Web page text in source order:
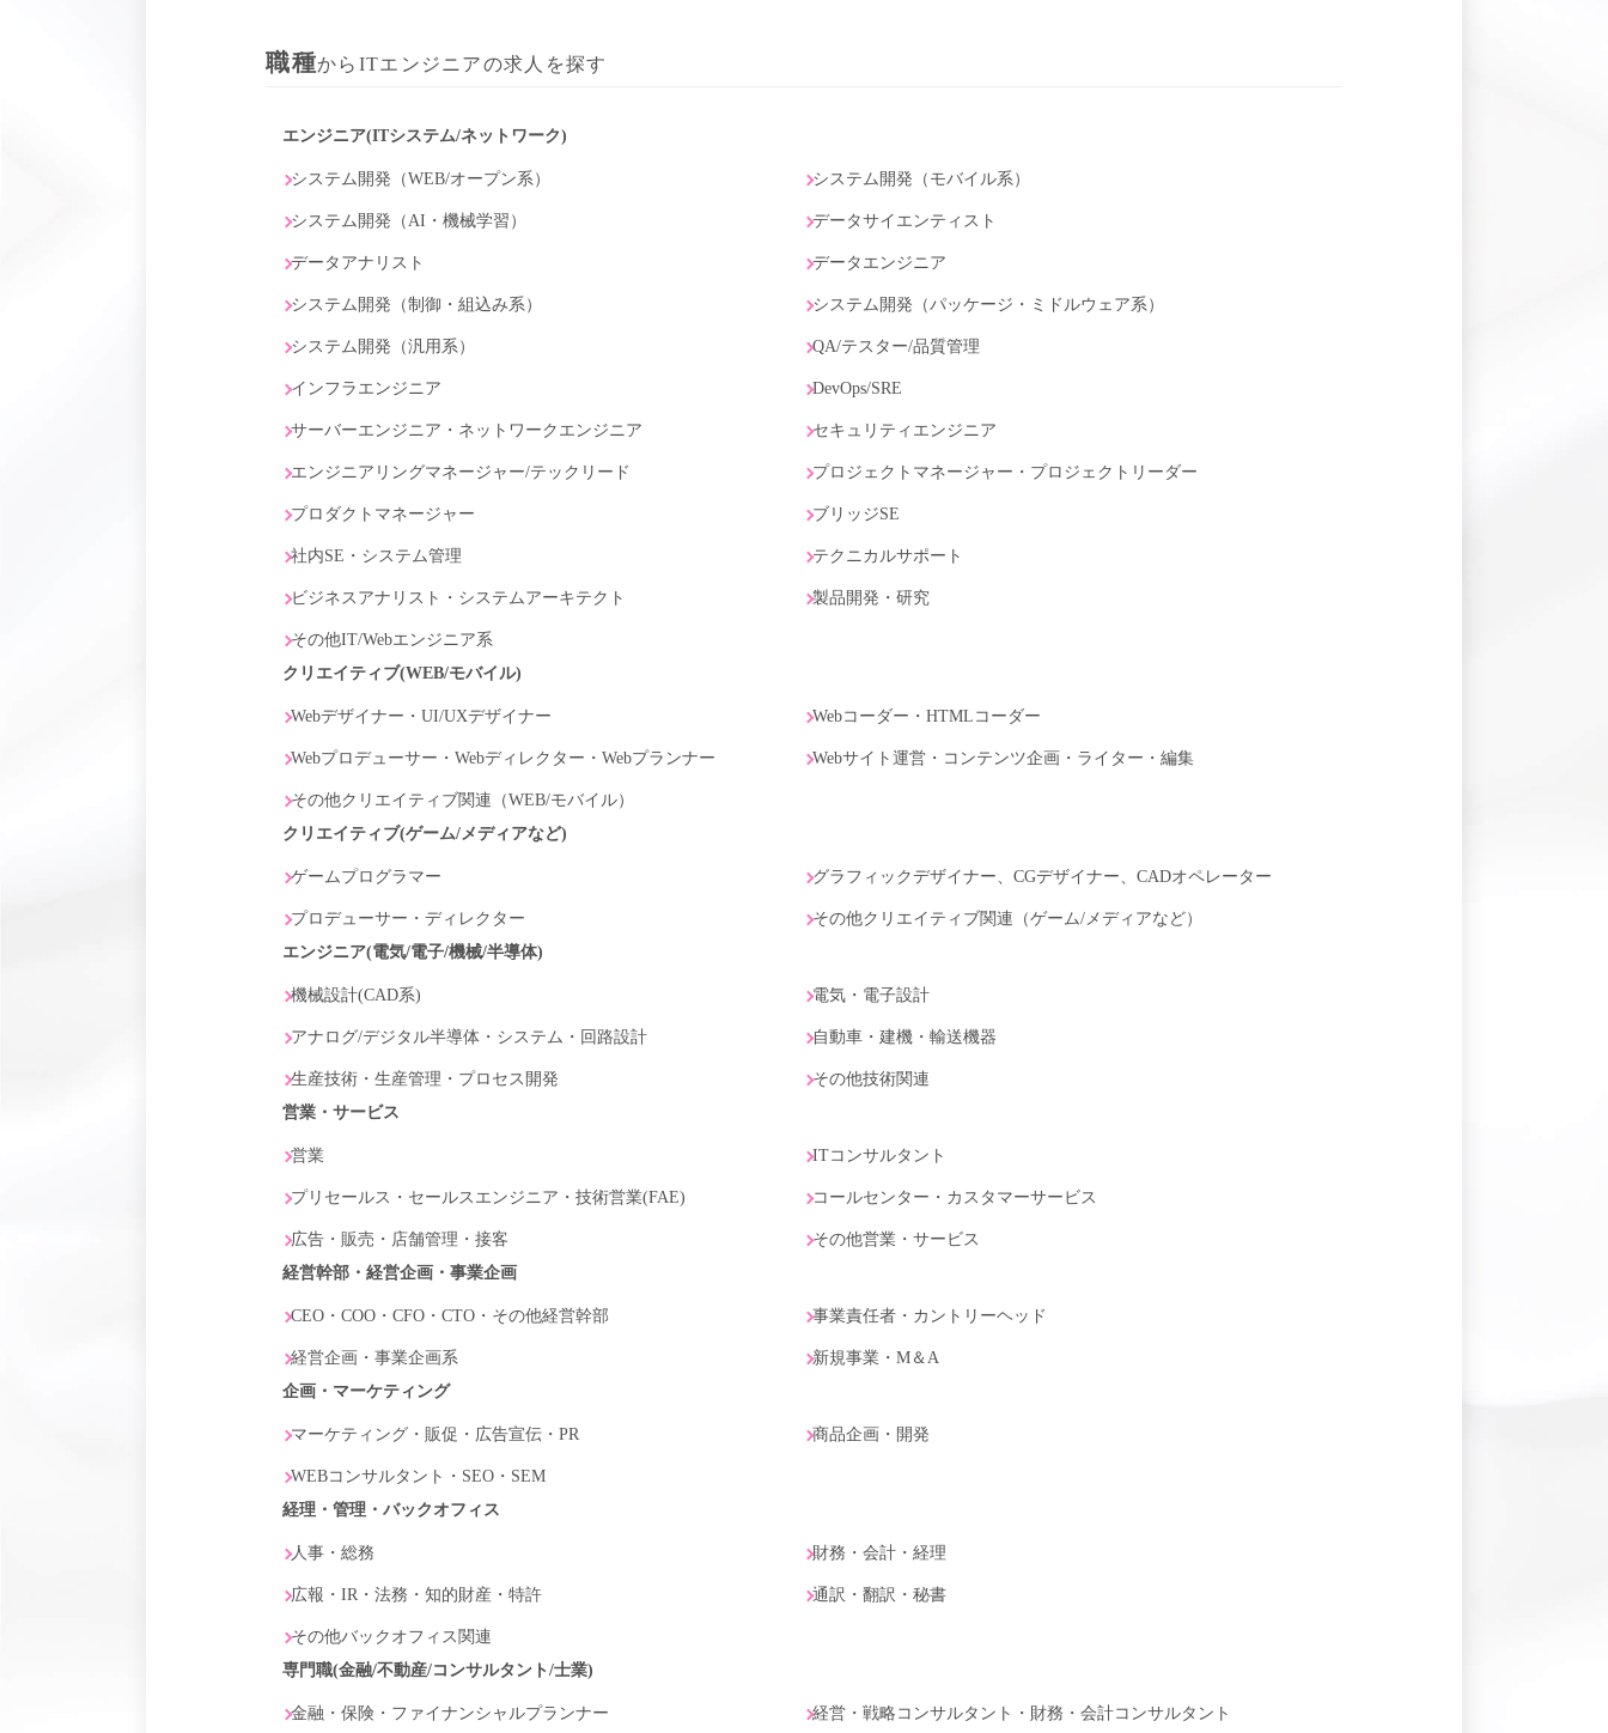
職種からITエンジニアの求人を探す
エンジニア(ITシステム/ネットワーク)
システム開発（WEB/オープン系） システム開発（モバイル系）
システム開発（AI・機械学習） データサイエンティスト
データアナリスト データエンジニア
システム開発（制御・組込み系） システム開発（パッケージ・ミドルウェア系）
システム開発（汎用系） QA/テスター/品質管理
インフラエンジニア DevOps/SRE
サーバーエンジニア・ネットワークエンジニア セキュリティエンジニア
エンジニアリングマネージャー/テックリード プロジェクトマネージャー・プロジェクトリーダー
プロダクトマネージャー ブリッジSE
社内SE・システム管理 テクニカルサポート
ビジネスアナリスト・システムアーキテクト 製品開発・研究
その他IT/Webエンジニア系
クリエイティブ(WEB/モバイル)
Webデザイナー・UI/UXデザイナー Webコーダー・HTMLコーダー
Webプロデューサー・Webディレクター・Webプランナー Webサイト運営・コンテンツ企画・ライター・編集
その他クリエイティブ関連（WEB/モバイル）
クリエイティブ(ゲーム/メディアなど)
ゲームプログラマー グラフィックデザイナー、CGデザイナー、CADオペレーター
プロデューサー・ディレクター
その他クリエイティブ関連（ゲーム/メディアなど）
エンジニア(電気/電子/機械/半導体)
機械設計(CAD系) 電気・電子設計
アナログ/デジタル半導体・システム・回路設計 自動車・建機・輸送機器
生産技術・生産管理・プロセス開発
その他技術関連
営業・サービス
営業 ITコンサルタント
プリセールス・セールスエンジニア・技術営業(FAE) コールセンター・カスタマーサービス
広告・販売・店舗管理・接客
その他営業・サービス
経営幹部・経営企画・事業企画
CEO・COO・CFO・CTO・その他経営幹部 事業責任者・カントリーヘッド
経営企画・事業企画系
新規事業・M＆A
企画・マーケティング
マーケティング・販促・広告宣伝・PR 商品企画・開発
WEBコンサルタント・SEO・SEM
経理・管理・バックオフィス
人事・総務 財務・会計・経理
広報・IR・法務・知的財産・特許 通訳・翻訳・秘書
その他バックオフィス関連
専門職(金融/不動産/コンサルタント/士業)
金融・保険・ファイナンシャルプランナー 経営・戦略コンサルタント・財務・会計コンサルタント